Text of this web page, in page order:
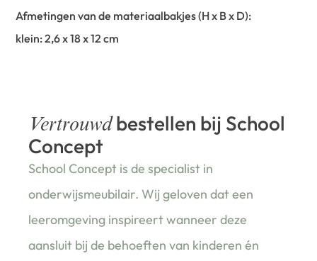
Afmetingen van de materiaalbakjes (H x B x D):
klein: 2,6 x 18 x 12 cm
Vertrouwdbestellen bij School
Concept
School Concept is de specialist in
onderwijsmeubilair. Wij geloven dat een
leeromgeving inspireert wanneer deze
aansluit bij de behoeften van kinderen én